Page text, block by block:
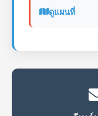
ดูแผนที่